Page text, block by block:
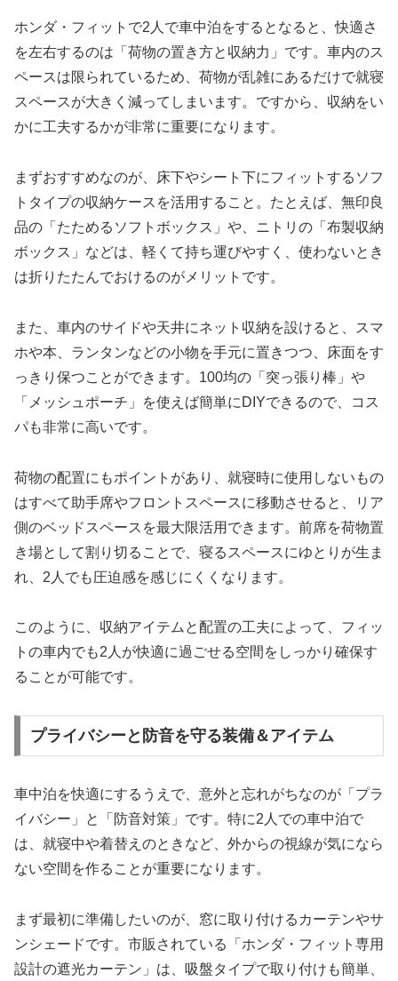
ホンダ・フィットで2人で車中泊をするとなると、快適さ
を左右するのは「荷物の置き方と収納力」です。車内のス
ペースは限られているため、荷物が乱雑にあるだけで就寝
スペースが大きく減ってしまいます。ですから、収納をい
かに工夫するかが非常に重要になります。
まずおすすめなのが、床下やシート下にフィットするソフ
トタイプの収納ケースを活用すること。たとえば、無印良
品の「たためるソフトボックス」や、ニトリの「布製収納
ボックス」などは、軽くて持ち運びやすく、使わないとき
は折りたたんでおけるのがメリットです。
また、車内のサイドや天井にネット収納を設けると、スマ
ホや本、ランタンなどの小物を手元に置きつつ、床面をす
っきり保つことができます。100均の「突っ張り棒」や
「メッシュポーチ」を使えば簡単にDIYできるので、コス
パも非常に高いです。
荷物の配置にもポイントがあり、就寝時に使用しないもの
はすべて助手席やフロントスペースに移動させると、リア
側のベッドスペースを最大限活用できます。前席を荷物置
き場として割り切ることで、寝るスペースにゆとりが生ま
れ、2人でも圧迫感を感じにくくなります。
このように、収納アイテムと配置の工夫によって、フィッ
トの車内でも2人が快適に過ごせる空間をしっかり確保す
ることが可能です。
プライバシーと防音を守る装備＆アイテム
車中泊を快適にするうえで、意外と忘れがちなのが「プラ
イバシー」と「防音対策」です。特に2人での車中泊で
は、就寝中や着替えのときなど、外からの視線が気になら
ない空間を作ることが重要になります。
まず最初に準備したいのが、窓に取り付けるカーテンやサ
ンシェードです。市販されている「ホンダ・フィット専用
設計の遮光カーテン」は、吸盤タイプで取り付けも簡単、